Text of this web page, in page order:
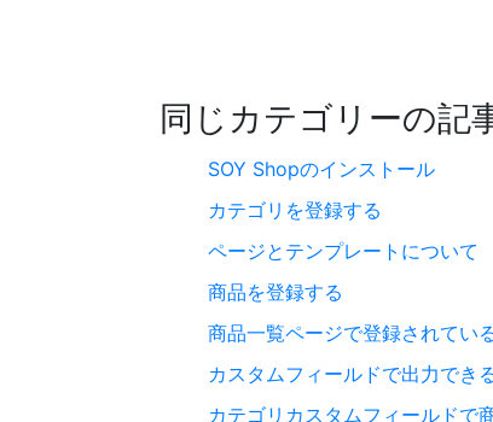
同じカテゴリーの記
SOY Shopのインストール
カテゴリを登録する
ページとテンプレートについて
商品を登録する
商品一覧ページで登録されてい
カスタムフィールドで出力でき
カテゴリカスタムフィールドで